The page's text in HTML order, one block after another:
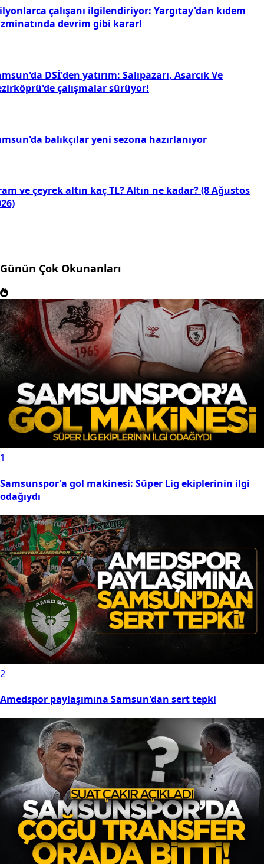
çalışanı ilgilendiriyor: Yargıtay'dan kıdem
devrim gibi karar!
DSİ'den yatırım: Salıpazarı, Asarcık Ve
çalışmalar sürüyor!
balıkçılar yeni sezona hazırlanıyor
ve çeyrek altın kaç TL? Altın ne kadar? (8 Ağustos
Günün Çok Okunanları
1
Samsunspor'a gol makinesi: Süper Lig ekiplerinin ilgi
odağıydı
2
Amedspor paylaşımına Samsun'dan sert tepki